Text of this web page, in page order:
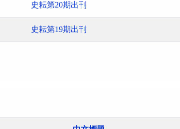
史耘第20期出刊
史耘第19期出刊